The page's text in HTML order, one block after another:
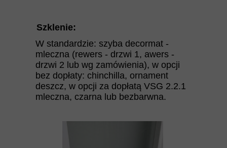
Szklenie:
W standardzie: szyba decormat -
mleczna (rewers - drzwi 1, awers -
drzwi 2 lub wg zamówienia), w opcji
bez dopłaty: chinchilla, ornament
deszcz, w opcji za dopłatą VSG 2.2.1
mleczna, czarna lub bezbarwna.